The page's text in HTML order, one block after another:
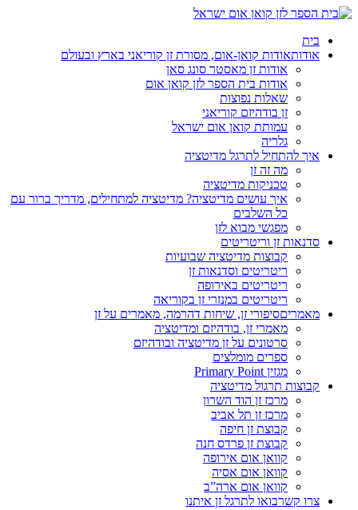
בית
אודותאודות קואן-אום, מסורת זן קוריאני בארץ ובעולם
אודות זן מאסטר סונג סאן
אודות בית הספר לזן קואן אום
שאלות נפוצות
זן בודהיזם קוריאני
עמותת קואן אום ישראל
גלריה
איך להתחיל לתרגל מדיטציה
מה זה זן
טכניקות מדיטציה
איך עושים מדיטציה? מדיטציה למתחילים, מדריך ברור עם
כל השלבים
מפגשי מבוא לזן
סדנאות זן וריטריטים
קבוצות מדיטציה שבועיות
ריטריטים וסדנאות זן
ריטריטים באירופה
ריטריטים במנזרי זן בקוריאה
מאמריםסיפורי זן, שיחות דהרמה, מאמרים על זן
מאמרי זן, בודהיזם ומדיטציה
סרטונים על זן מדיטציה ובודהיזם
ספרים מומלצים
מגזין Primary Point
קבוצות תרגול מדיטציה
מרכז זן הוד השרון
מרכז זן תל אביב
קבוצת זן חיפה
קבוצת זן פרדס חנה
קוואן אום אירופה
קוואן אום אסיה
קוואן אום ארה”ב
צרו קשרבואו לתרגל זן איתנו